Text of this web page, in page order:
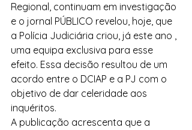
Regional, continuam em investigação
e o jornal PÚBLICO revelou, hoje, que
a Polícia Judiciária criou, já este ano ,
uma equipa exclusiva para esse
efeito. Essa decisão resultou de um
acordo entre o DCIAP e a PJ com o
objetivo de dar celeridade aos
inquéritos.
A publicação acrescenta que a